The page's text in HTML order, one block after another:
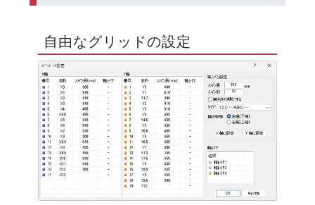
自由なグリッドの設定